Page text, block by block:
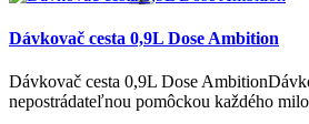
Dávkovač cesta 0,9L Dose Ambition
Dávkovač cesta 0,9L Dose
nepostrádateľnou pomôckou každého